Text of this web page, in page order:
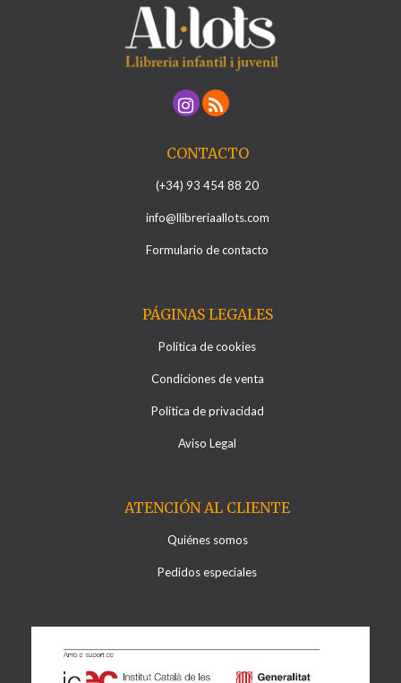
CONTACTO
(+34) 93 454 88 20
info@llibreriaallots.com
Formulario de contacto
PÁGINAS LEGALES
Política de cookies
Condiciones de venta
Política de privacidad
Aviso Legal
ATENCIÓN AL CLIENTE
Quiénes somos
Pedidos especiales